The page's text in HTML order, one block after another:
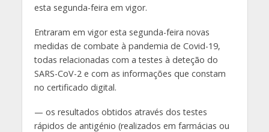
esta segunda-feira em vigor.
Entraram em vigor esta segunda-feira novas
medidas de combate à pandemia de Covid-19,
todas relacionadas com a testes à deteção do
SARS-CoV-2 e com as informações que constam
no certificado digital.
— os resultados obtidos através dos testes
rápidos de antigénio (realizados em farmácias ou